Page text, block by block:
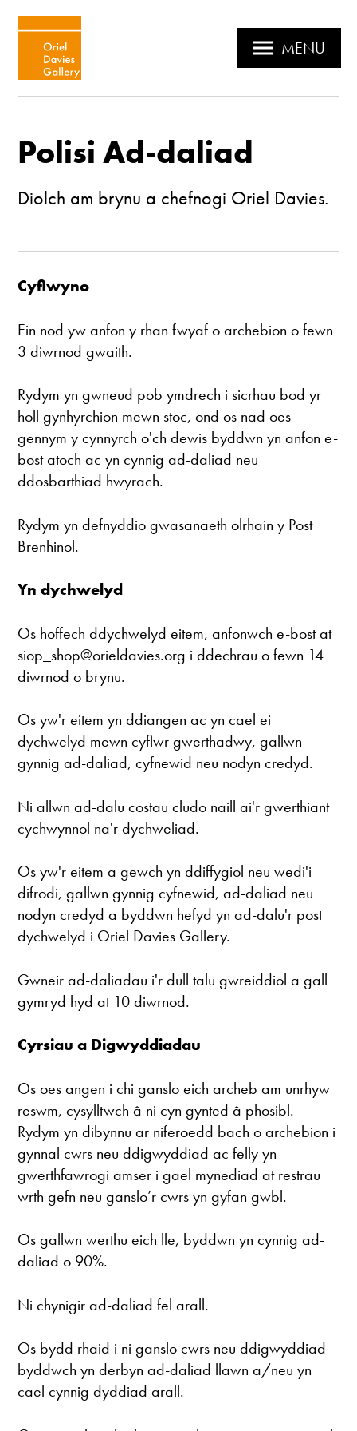
MENU
Polisi Ad-daliad
Diolch am brynu a chefnogi Oriel Davies.
Cyflwyno
Ein nod yw anfon y rhan fwyaf o archebion o fewn
3 diwrnod gwaith.
Rydym yn gwneud pob ymdrech i sicrhau bod yr
holl gynhyrchion mewn stoc, ond os nad oes
gennym y cynnyrch o'ch dewis byddwn yn anfon e-
bost atoch ac yn cynnig ad-daliad neu
ddosbarthiad hwyrach.
Rydym yn defnyddio gwasanaeth olrhain y Post
Brenhinol.
Yn dychwelyd
Os hoffech ddychwelyd eitem, anfonwch e-bost at
siop_shop@orieldavies.org i ddechrau o fewn 14
diwrnod o brynu.
Os yw'r eitem yn ddiangen ac yn cael ei
dychwelyd mewn cyflwr gwerthadwy, gallwn
gynnig ad-daliad, cyfnewid neu nodyn credyd.
Ni allwn ad-dalu costau cludo naill ai'r gwerthiant
cychwynnol na'r dychweliad.
Os yw'r eitem a gewch yn ddiffygiol neu wedi'i
difrodi, gallwn gynnig cyfnewid, ad-daliad neu
nodyn credyd a byddwn hefyd yn ad-dalu'r post
dychwelyd i Oriel Davies Gallery.
Gwneir ad-daliadau i'r dull talu gwreiddiol a gall
gymryd hyd at 10 diwrnod.
Cyrsiau a Digwyddiadau
Os oes angen i chi ganslo eich archeb am unrhyw
reswm, cysylltwch â ni cyn gynted â phosibl.
Rydym yn dibynnu ar niferoedd bach o archebion i
gynnal cwrs neu ddigwyddiad ac felly yn
gwerthfawrogi amser i gael mynediad at restrau
wrth gefn neu ganslo’r cwrs yn gyfan gwbl.
Os gallwn werthu eich lle, byddwn yn cynnig ad-
daliad o 90%.
Ni chynigir ad-daliad fel arall.
Os bydd rhaid i ni ganslo cwrs neu ddigwyddiad
byddwch yn derbyn ad-daliad llawn a/neu yn
cael cynnig dyddiad arall.